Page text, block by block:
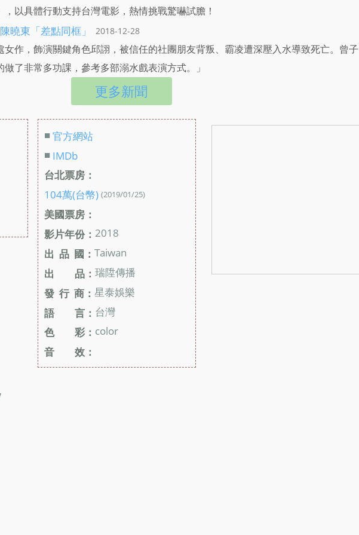
以具體行動支持台灣電影，熱情挑戰驚嚇試膽！
曉東「差點同框」 2018-12-28
女作，飾演關鍵角色邱詡，被信任的社團朋友背叛、霸凌遭深壓入水導致死亡。曾
了非常多功課，參考多部溺水戲表演方式。」
更多新聞
■官方網站
■ IMDb
台北票房：
104萬(台幣) (2019/01/25)
美國票房：
影片年份： 2018
出 品 國：Taiwan
出 品：瑞陞傳播
發 行 商：星泰娛樂
語 言： 台灣
色 彩： color
音 效：